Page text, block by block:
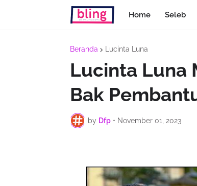
Home Seleb
Beranda Lucinta Luna
Lucinta Luna
Bak
by Dfp • November 01, 2023